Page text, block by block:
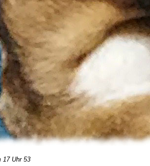
17 Uhr 53